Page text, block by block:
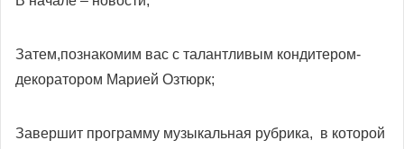
Затем,познакомим вас с талантливым кондитером-
декоратором Марией Озтюрк;
Завершит программу музыкальная рубрика, в которой